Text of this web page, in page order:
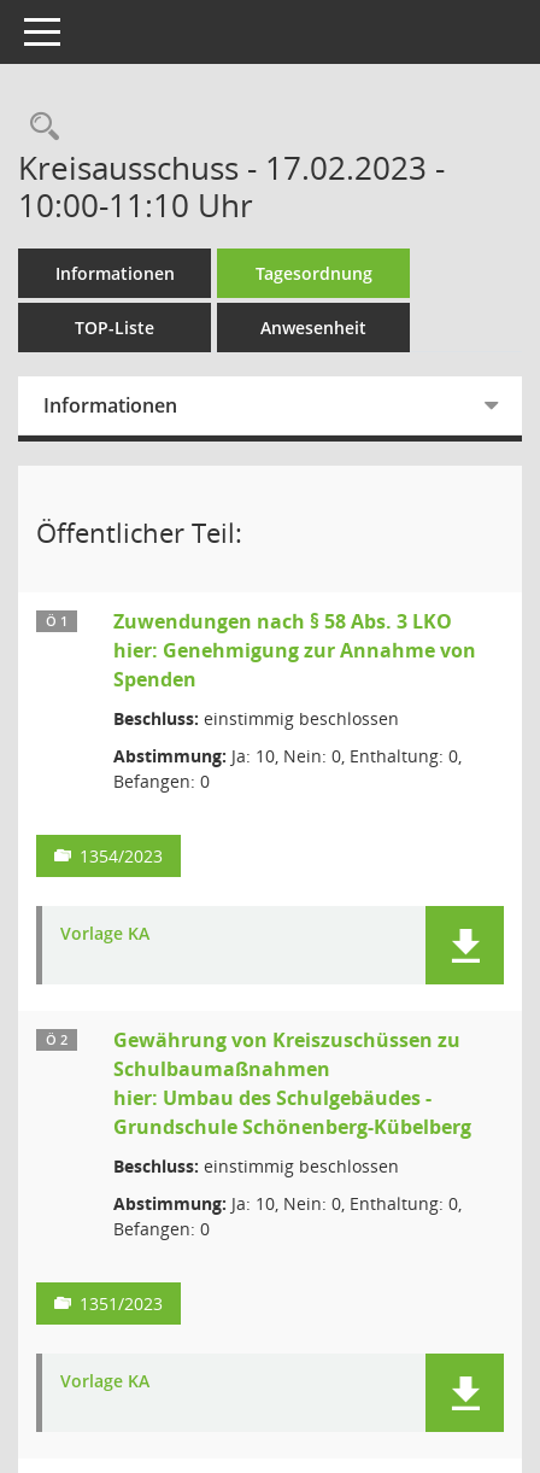
Toggle navigation
Rechercheauswahl
Kreisausschuss - 17.02.2023 -
10:00-11:10 Uhr
Informationen Tagesordnung
TOP-Liste Anwesenheit
Informationen
Öffentlicher Teil:
Ö 1
Zuwendungen nach § 58 Abs. 3 LKO
hier: Genehmigung zur Annahme von
Spenden
Beschluss: einstimmig beschlossen
Abstimmung: Ja: 10, Nein: 0, Enthaltung: 0,
Befangen: 0
1354/2023
Vorlage KA
Ö 2
Gewährung von Kreiszuschüssen zu
Schulbaumaßnahmen
hier: Umbau des Schulgebäudes -
Grundschule Schönenberg-Kübelberg
Beschluss: einstimmig beschlossen
Abstimmung: Ja: 10, Nein: 0, Enthaltung: 0,
Befangen: 0
1351/2023
Vorlage KA